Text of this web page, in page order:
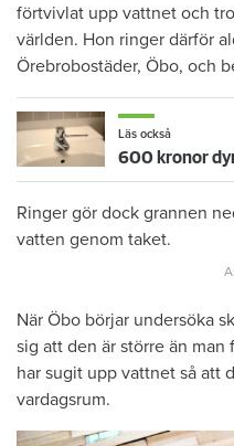
förtvivlat upp vattnet och
världen. Hon ringer därför
Örebrobostäder, Öbo, och
Läs också
Ringer gör dock grannen
vatten genom taket.
När Öbo börjar undersöka
sig att den är större än
har sugit upp vattnet så att
vardagsrum.